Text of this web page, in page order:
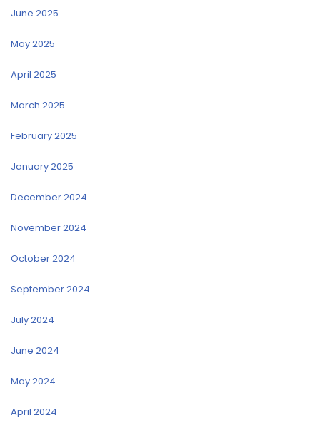
June 2025
May 2025
April 2025
March 2025
February 2025
January 2025
December 2024
November 2024
October 2024
September 2024
July 2024
June 2024
May 2024
April 2024